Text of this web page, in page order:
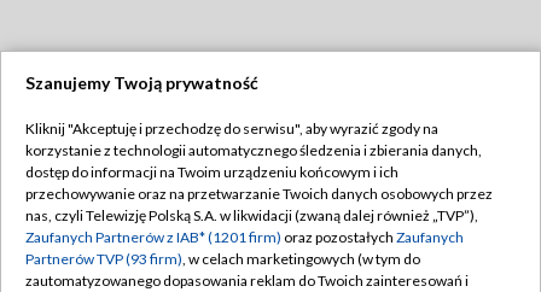
TVP
Abonament TVP
Emisja w TVP
Centrum informacji TVP
Regulamin TVP
Polityka prywatności
Moje zgody
Szanujemy Twoją prywatność
Kliknij "Akceptuję i przechodzę do serwisu", aby wyrazić zgody na
korzystanie z technologii automatycznego śledzenia i zbierania danych,
dostęp do informacji na Twoim urządzeniu końcowym i ich
przechowywanie oraz na przetwarzanie Twoich danych osobowych przez
nas, czyli Telewizję Polską S.A. w likwidacji (zwaną dalej również „TVP”),
Zaufanych Partnerów z IAB* (1201 firm) oraz pozostałych Zaufanych
Partnerów TVP (93 firm), w celach marketingowych (w tym do
zautomatyzowanego dopasowania reklam do Twoich zainteresowań i